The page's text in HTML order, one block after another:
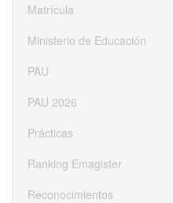
Matrícula
Ministerio de Educación
PAU
PAU 2026
Prácticas
Ranking Emagister
Reconocimientos